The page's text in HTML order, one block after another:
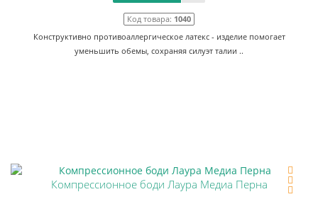
Код товара: 1040
Конструктивно противоаллергическое латекс - изделие помогает
уменьшить обемы, сохраняя силуэт талии ..
Компрессионное боди Лаура Медиа Перна